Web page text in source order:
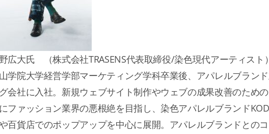
広大氏 （株式会社TRASENS代表取締役/染色現代アーティスト）
学院大学経営学部マーケティング学科卒業後、アパレルブラン
会社に入社。新規ウェブサイト制作やウェブの成果改善のため
ファッション業界の悪根絶を目指し、染色アパレルブランド
百貨店でのポップアップを中心に展開。アパレルブランドとの